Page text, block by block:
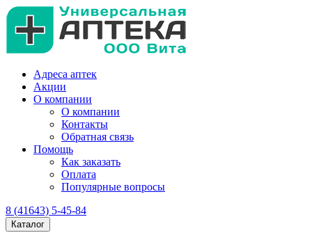
Адреса аптек
Акции
О компании
О компании
Контакты
Обратная связь
Помощь
Как заказать
Оплата
Популярные вопросы
8 (41643) 5-45-84
Каталог